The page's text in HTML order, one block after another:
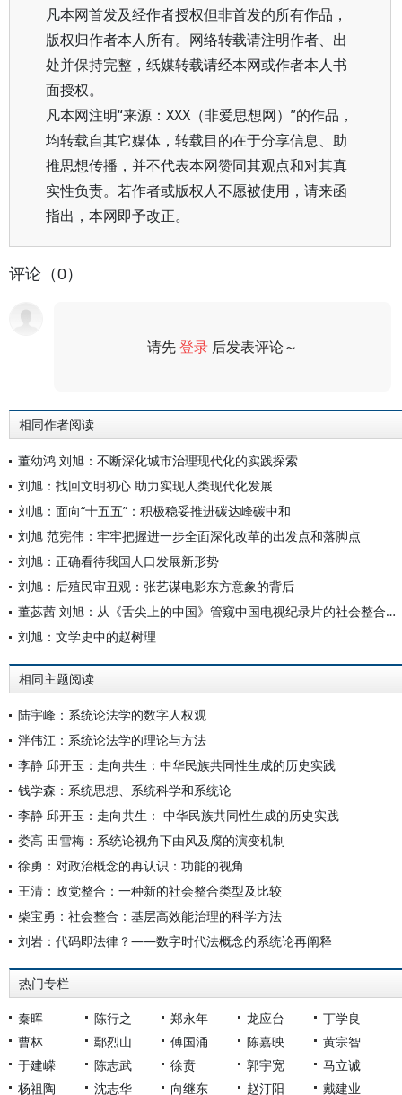
凡本网首发及经作者授权但非首发的所有作品，
版权归作者本人所有。网络转载请注明作者、出
处并保持完整，纸媒转载请经本网或作者本人书
面授权。
凡本网注明“来源：XXX（非爱思想网）”的作品，
均转载自其它媒体，转载目的在于分享信息、助
推思想传播，并不代表本网赞同其观点和对其真
实性负责。若作者或版权人不愿被使用，请来函
指出，本网即予改正。
评论（0）
请先登录 后发表评论～
相同作者阅读
董幼鸿 刘旭：不断深化城市治理现代化的实践探索
刘旭：找回文明初心 助力实现人类现代化发展
刘旭：面向“十五五”：积极稳妥推进碳达峰碳中和
刘旭 范宪伟：牢牢把握进一步全面深化改革的出发点和落脚点
刘旭：正确看待我国人口发展新形势
刘旭：后殖民审丑观：张艺谋电影东方意象的背后
董苾茜 刘旭：从《舌尖上的中国》管窥中国电视纪录片的社会整合功能
刘旭：文学史中的赵树理
相同主题阅读
陆宇峰：系统论法学的数字人权观
泮伟江：系统论法学的理论与方法
李静 邱开玉：走向共生：中华民族共同性生成的历史实践
钱学森：系统思想、系统科学和系统论
李静 邱开玉：走向共生： 中华民族共同性生成的历史实践
娄高 田雪梅：系统论视角下由风及腐的演变机制
徐勇：对政治概念的再认识：功能的视角
王清：政党整合：一种新的社会整合类型及比较
柴宝勇：社会整合：基层高效能治理的科学方法
刘岩：代码即法律？——数字时代法概念的系统论再阐释
热门专栏
秦晖 陈行之 郑永年 龙应台
丁学良
曹林
鄢烈山 傅国涌 陈嘉映
黄宗智
于建嵘
陈志武 徐贲 郭宇宽
马立诚
杨祖陶
沈志华 向继东 赵汀阳 戴建业